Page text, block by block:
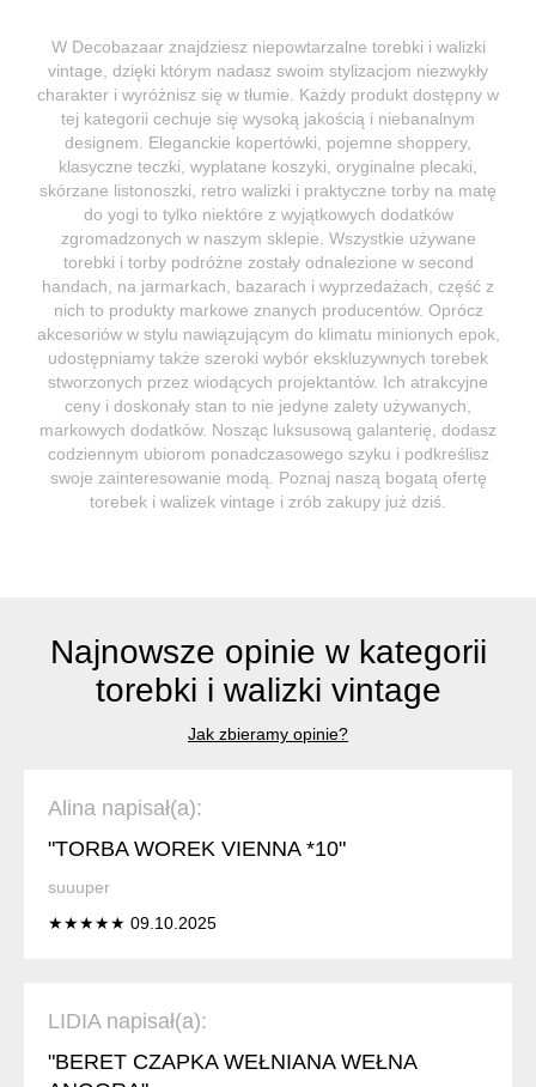
W Decobazaar znajdziesz niepowtarzalne torebki i walizki
vintage, dzięki którym nadasz swoim stylizacjom niezwykły
charakter i wyróżnisz się w tłumie. Każdy produkt dostępny w
tej kategorii cechuje się wysoką jakością i niebanalnym
designem. Eleganckie kopertówki, pojemne shoppery,
klasyczne teczki, wyplatane koszyki, oryginalne plecaki,
skórzane listonoszki, retro walizki i praktyczne torby na matę
do yogi to tylko niektóre z wyjątkowych dodatków
zgromadzonych w naszym sklepie. Wszystkie używane
torebki i torby podróżne zostały odnalezione w second
handach, na jarmarkach, bazarach i wyprzedażach, część z
nich to produkty markowe znanych producentów. Oprócz
akcesoriów w stylu nawiązującym do klimatu minionych epok,
udostępniamy także szeroki wybór ekskluzywnych torebek
stworzonych przez wiodących projektantów. Ich atrakcyjne
ceny i doskonały stan to nie jedyne zalety używanych,
markowych dodatków. Nosząc luksusową galanterię, dodasz
codziennym ubiorom ponadczasowego szyku i podkreślisz
swoje zainteresowanie modą. Poznaj naszą bogatą ofertę
torebek i walizek vintage i zrób zakupy już dziś.
Najnowsze opinie w kategorii
torebki i walizki vintage
Jak zbieramy opinie?
Alina napisał(a):
"TORBA WOREK VIENNA *10"
suuuper
★★★★★ 09.10.2025
LIDIA napisał(a):
"BERET CZAPKA WEŁNIANA WEŁNA